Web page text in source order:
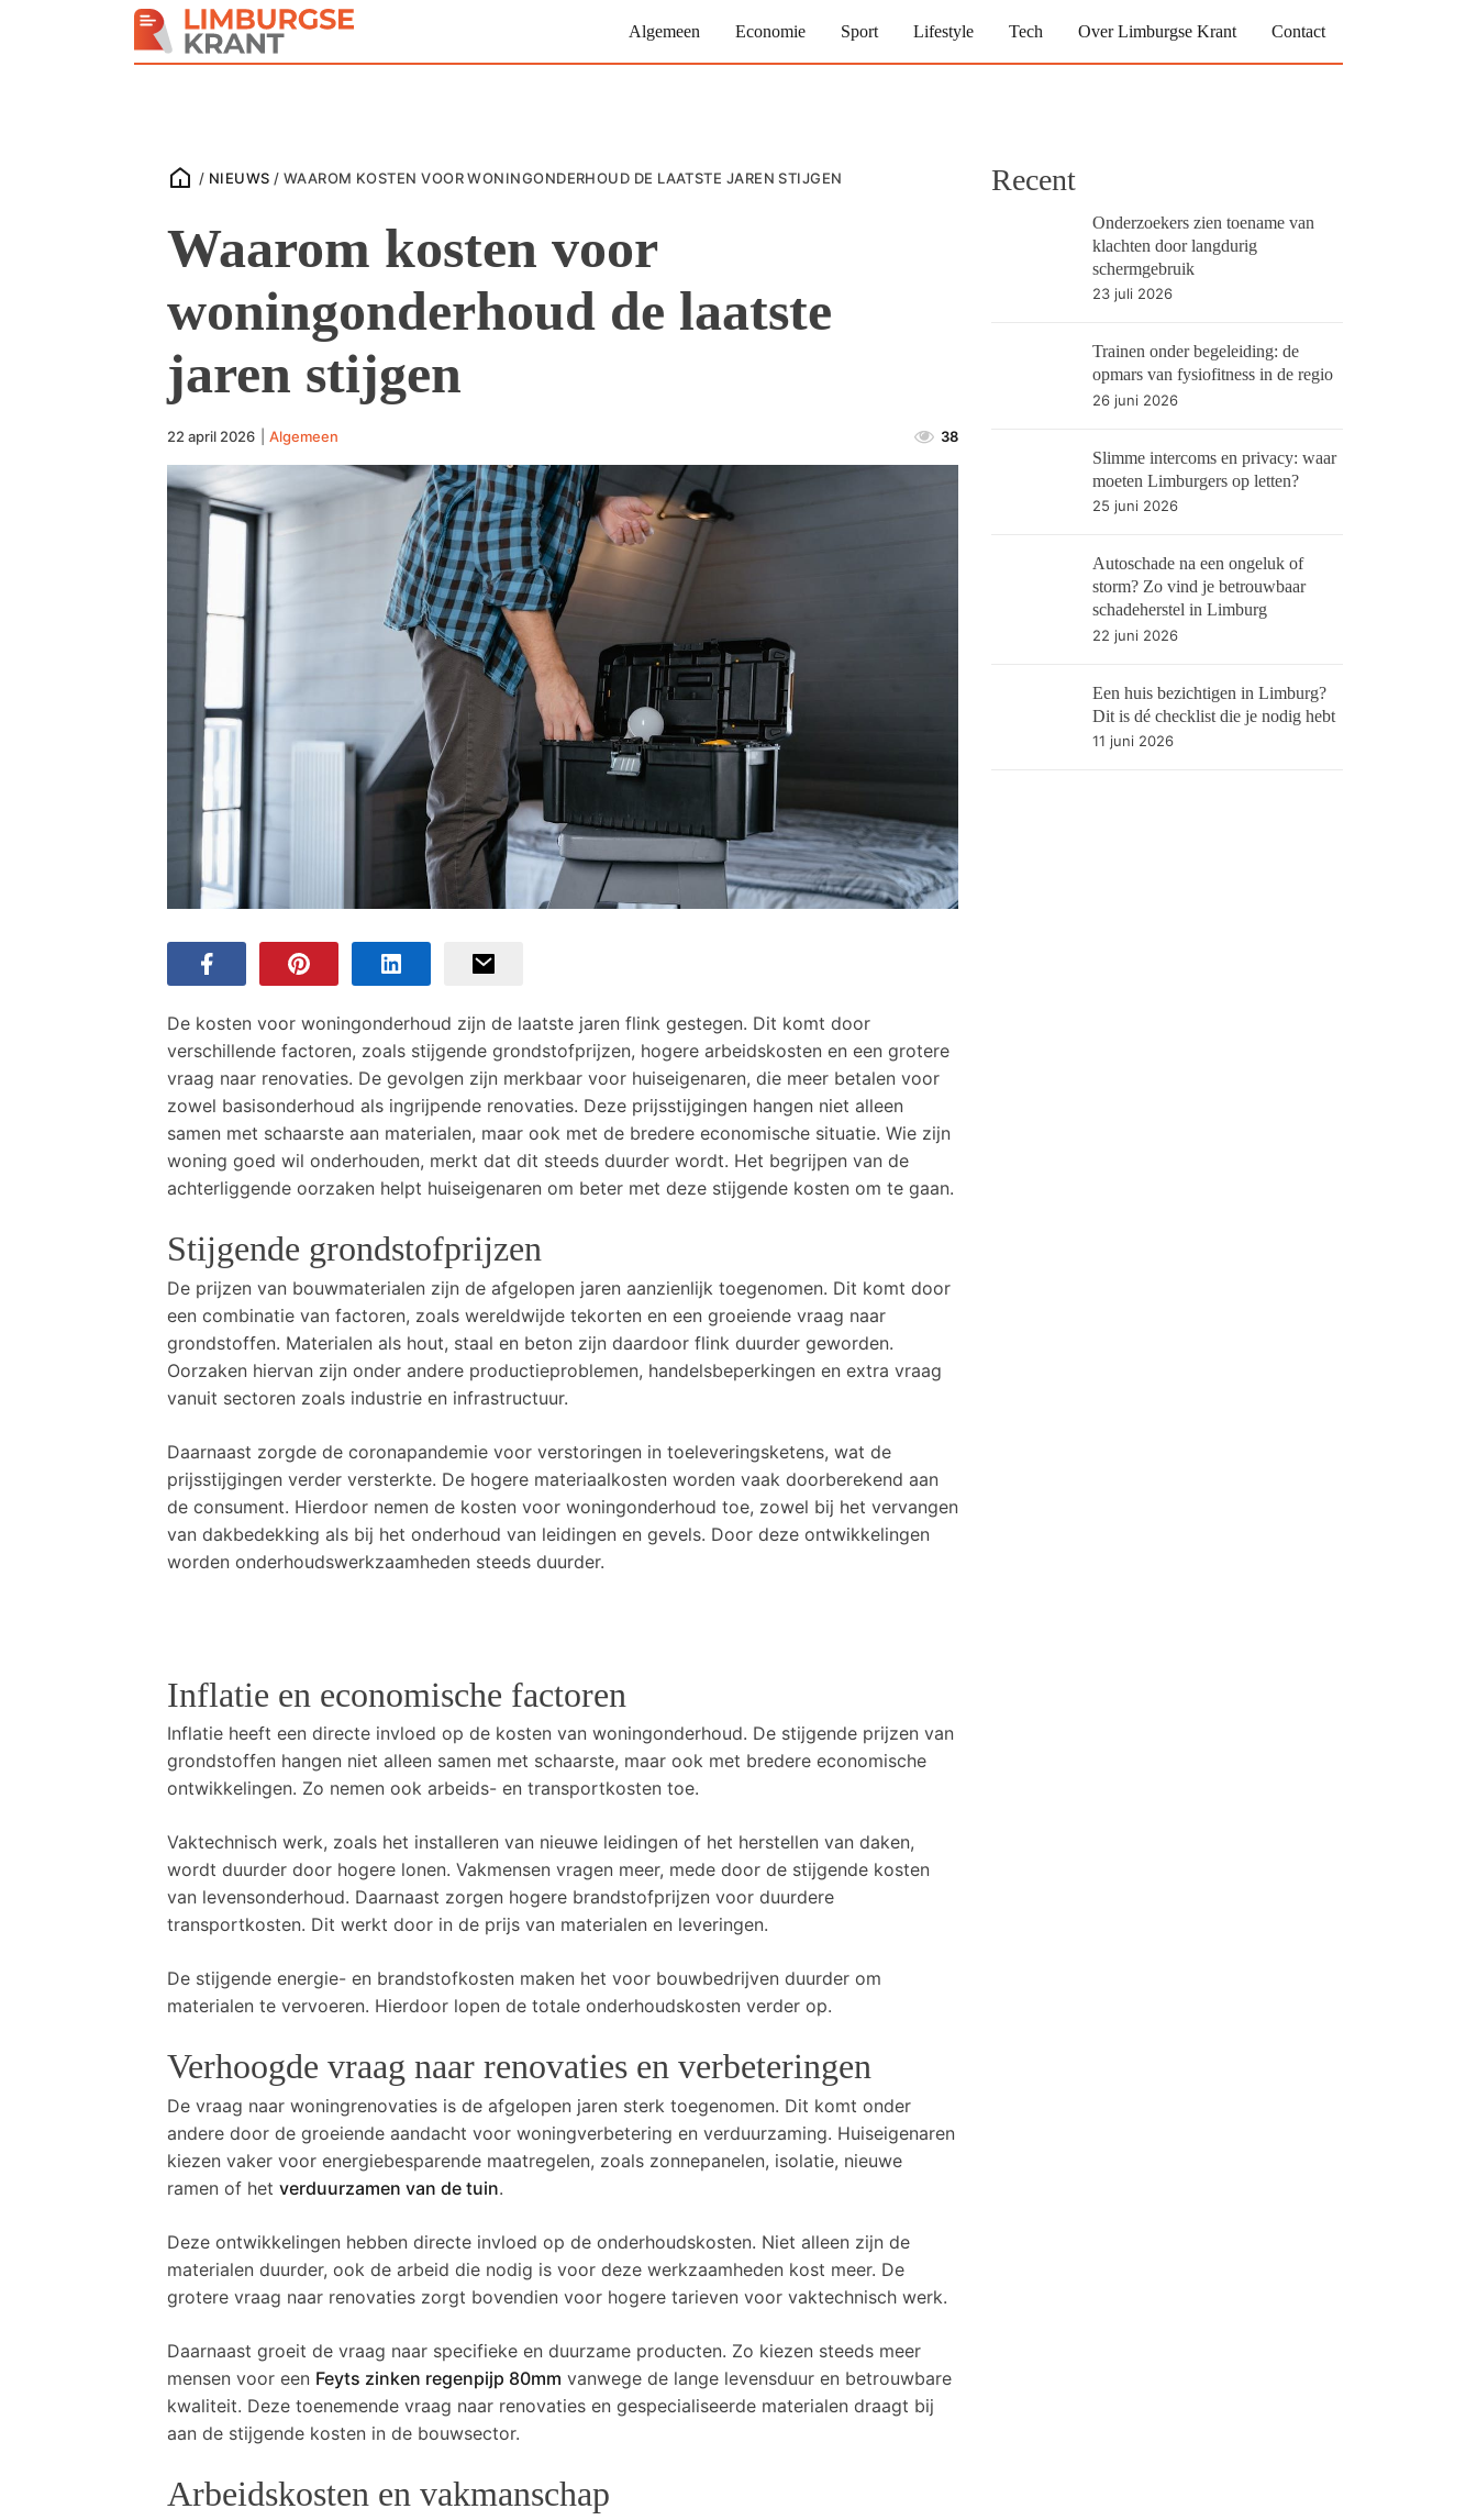
Algemeen Economie Sport Lifestyle Tech Over Limburgse Krant Contact
/ NIEUWS / WAAROM KOSTEN VOOR WONINGONDERHOUD DE LAATSTE JAREN STIJGEN
Waarom kosten voor
woningonderhoud de laatste
jaren stijgen
22 april 2026 Algemeen 38
De kosten voor woningonderhoud zijn de laatste jaren flink gestegen. Dit komt door
verschillende factoren, zoals stijgende grondstofprijzen, hogere arbeidskosten en een grotere
vraag naar renovaties. De gevolgen zijn merkbaar voor huiseigenaren, die meer betalen voor
zowel basisonderhoud als ingrijpende renovaties. Deze prijsstijgingen hangen niet alleen
samen met schaarste aan materialen, maar ook met de bredere economische situatie. Wie zijn
woning goed wil onderhouden, merkt dat dit steeds duurder wordt. Het begrijpen van de
achterliggende oorzaken helpt huiseigenaren om beter met deze stijgende kosten om te gaan.
Stijgende grondstofprijzen
De prijzen van bouwmaterialen zijn de afgelopen jaren aanzienlijk toegenomen. Dit komt door
een combinatie van factoren, zoals wereldwijde tekorten en een groeiende vraag naar
grondstoffen. Materialen als hout, staal en beton zijn daardoor flink duurder geworden.
Oorzaken hiervan zijn onder andere productieproblemen, handelsbeperkingen en extra vraag
vanuit sectoren zoals industrie en infrastructuur.
Daarnaast zorgde de coronapandemie voor verstoringen in toeleveringsketens, wat de
prijsstijgingen verder versterkte. De hogere materiaalkosten worden vaak doorberekend aan
de consument. Hierdoor nemen de kosten voor woningonderhoud toe, zowel bij het vervangen
van dakbedekking als bij het onderhoud van leidingen en gevels. Door deze ontwikkelingen
worden onderhoudswerkzaamheden steeds duurder.
Inflatie en economische factoren
Inflatie heeft een directe invloed op de kosten van woningonderhoud. De stijgende prijzen van
grondstoffen hangen niet alleen samen met schaarste, maar ook met bredere economische
ontwikkelingen. Zo nemen ook arbeids- en transportkosten toe.
Vaktechnisch werk, zoals het installeren van nieuwe leidingen of het herstellen van daken,
wordt duurder door hogere lonen. Vakmensen vragen meer, mede door de stijgende kosten
van levensonderhoud. Daarnaast zorgen hogere brandstofprijzen voor duurdere
transportkosten. Dit werkt door in de prijs van materialen en leveringen.
De stijgende energie- en brandstofkosten maken het voor bouwbedrijven duurder om
materialen te vervoeren. Hierdoor lopen de totale onderhoudskosten verder op.
Verhoogde vraag naar renovaties en verbeteringen
De vraag naar woningrenovaties is de afgelopen jaren sterk toegenomen. Dit komt onder
andere door de groeiende aandacht voor woningverbetering en verduurzaming. Huiseigenaren
kiezen vaker voor energiebesparende maatregelen, zoals zonnepanelen, isolatie, nieuwe
ramen of het verduurzamen van de tuin.
Deze ontwikkelingen hebben directe invloed op de onderhoudskosten. Niet alleen zijn de
materialen duurder, ook de arbeid die nodig is voor deze werkzaamheden kost meer. De
grotere vraag naar renovaties zorgt bovendien voor hogere tarieven voor vaktechnisch werk.
Daarnaast groeit de vraag naar specifieke en duurzame producten. Zo kiezen steeds meer
mensen voor een Feyts zinken regenpijp 80mm vanwege de lange levensduur en betrouwbare
kwaliteit. Deze toenemende vraag naar renovaties en gespecialiseerde materialen draagt bij
aan de stijgende kosten in de bouwsector.
Arbeidskosten en vakmanschap
Recent
Onderzoekers zien toename van
klachten door langdurig
schermgebruik
23 juli 2026
Trainen onder begeleiding: de
opmars van fysiofitness in de regio
26 juni 2026
Slimme intercoms en privacy: waar
moeten Limburgers op letten?
25 juni 2026
Autoschade na een ongeluk of
storm? Zo vind je betrouwbaar
schadeherstel in Limburg
22 juni 2026
Een huis bezichtigen in Limburg?
Dit is dé checklist die je nodig hebt
11 juni 2026